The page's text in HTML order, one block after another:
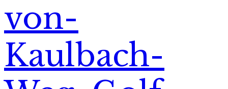
von-
Kaulbach-